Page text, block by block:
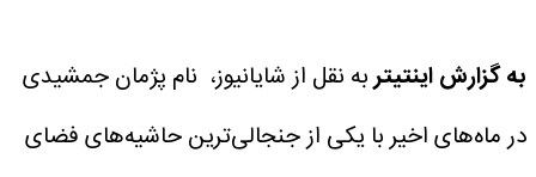
به گزارش اینتیتربه نقل از شایانیوز، نام پژمان جمشیدی
در ماه‌های اخیر با یکی از جنجالی‌ترین حاشیه‌های فضای